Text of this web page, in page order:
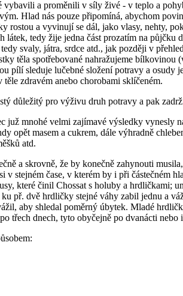
a proměnili v síly živé - v teplo a
Hlad nás pouze připomíná, abychom
a vyvinují se dál, jako vlasy, nehty,
tedy žije jedna část prozatím na půjčku
svaly, játra, srdce atd., jak později v
těla spotřebované nahražujeme bílkovinou
pílí sleduje lučebné složení potravy a osudy
zdravém anebo chorobami sklíčeném.
důležitý pro výživu druh potravy a pak
mnohé velmi zajímavé výsledky vynesly
opět masem a cukrem, dále výhradně
atd.
a skrovně, že by konečně zahynouti
stejném čase, v kterém by i při částečném
které činil Chossat s holuby a hrdličkami;
př. dvě hrdličky stejné váhy zabil jednu a
aby shledal poměrný úbytek. Mladé
třech dnech, tyto obyčejně po dvanácti nebo